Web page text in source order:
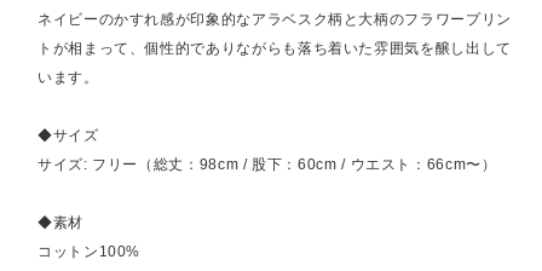
ネイビーのかすれ感が印象的なアラベスク柄と大柄のフラワープリン
トが相まって、個性的でありながらも落ち着いた雰囲気を醸し出して
います。
◆サイズ
サイズ: フリー（総丈：98cm / 股下：60cm / ウエスト：66cm〜）
◆素材
コットン100%